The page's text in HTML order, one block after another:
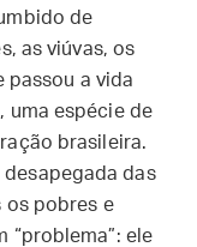
de
as viúvas, os
passou a vida
uma espécie de
brasileira.
desapegada das
os pobres e
“problema”: ele